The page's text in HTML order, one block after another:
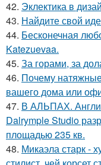
42. Эклектика в
43. Найдите свой
44. Бесконечная
Katezuevaa.
45. За горами, за
46. Почему
вашего дома или
47. В АЛЬПАХ.
Dalrymple Studio
площадью 235 кв.
48. Микаэла старк -